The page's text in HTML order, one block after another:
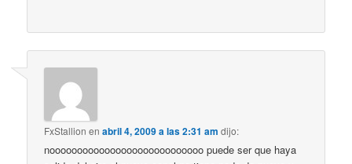
FxStallion enabril 4, 2009 a las 2:31 am dijo:
noooooooooooooooooooooooooooo puede ser que haya